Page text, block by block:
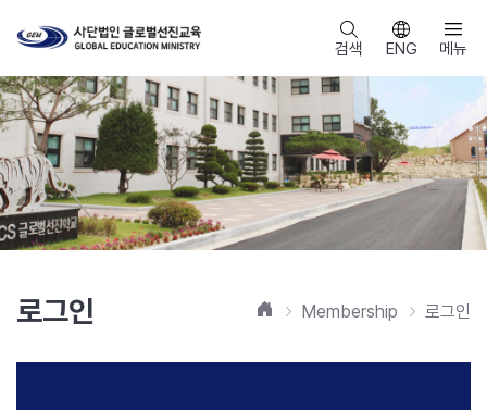
검색 ENG 메뉴
로그인 홈 Membership 로그인